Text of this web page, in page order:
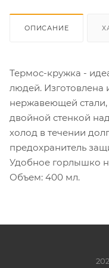
ОПИСАНИЕ
Термос-кружка -
людей. Изготовлена
нержавеющей стали,
двойной стенкой
холод в течении
предохранитель
Удобное горлышко
Объем: 400 мл.